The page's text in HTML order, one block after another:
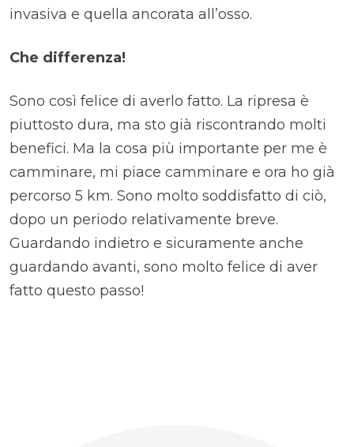
invasiva e quella ancorata all’osso.
Che differenza!
Sono così felice di averlo fatto. La ripresa è
piuttosto dura, ma sto già riscontrando molti
benefici. Ma la cosa più importante per me è
camminare, mi piace camminare e ora ho già
percorso 5 km. Sono molto soddisfatto di ciò,
dopo un periodo relativamente breve.
Guardando indietro e sicuramente anche
guardando avanti, sono molto felice di aver
fatto questo passo!